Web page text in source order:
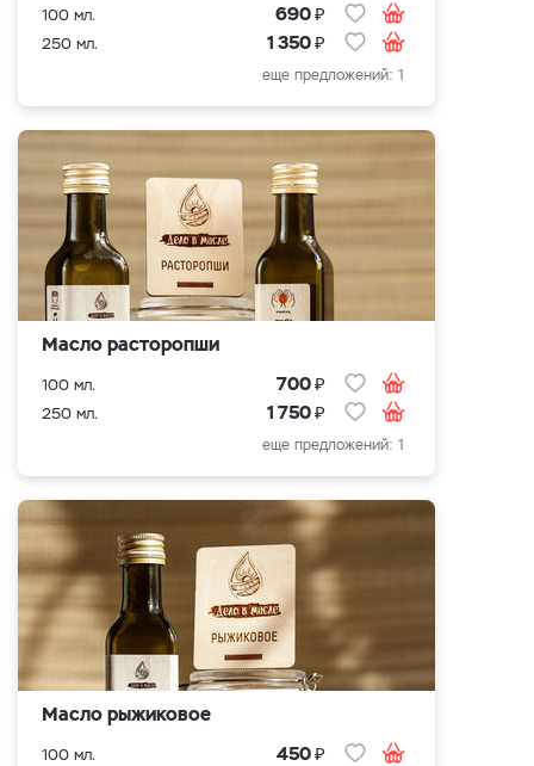
100 мл. 690₽
250 мл. 1 350₽
еще предложений: 1
Масло расторопши
100 мл. 700₽
250 мл. 1 750₽
еще предложений: 1
Масло рыжиковое
100 мл. 450₽